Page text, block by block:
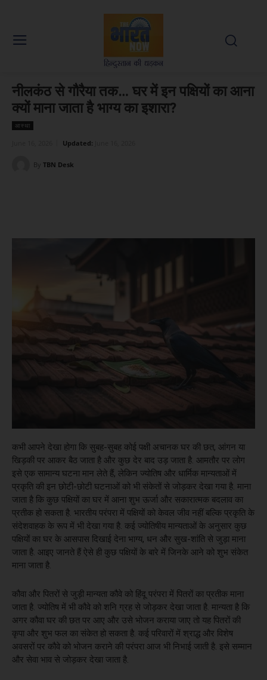
नीलकंठ से गौरैया तक… घर में इन पक्षियों का आना
क्यों माना जाता है भाग्य का इशारा?
आस्था
Updated:
By TBN Desk
कभी आपने देखा होगा कि सुबह-सुबह कोई पक्षी अचानक घर की छत, आंगन या
खिड़की पर आकर बैठ जाता है और कुछ देर बाद उड़ जाता है. आमतौर पर लोग
इसे एक सामान्य घटना मान लेते हैं, लेकिन ज्योतिष और धार्मिक मान्यताओं में
प्रकृति की इन छोटी-छोटी घटनाओं को भी संकेतों से जोड़कर देखा गया है. माना
जाता है कि कुछ पक्षियों का घर में आना शुभ ऊर्जा और सकारात्मक बदलाव का
प्रतीक हो सकता है. भारतीय परंपरा में पक्षियों को केवल जीव नहीं बल्कि प्रकृति के
संदेशवाहक के रूप में भी देखा गया है. कई ज्योतिषीय मान्यताओं के अनुसार कुछ
पक्षियों का घर के आसपास दिखाई देना भाग्य, धन और सुख-शांति से जुड़ा माना
जाता है. आइए जानते हैं ऐसे ही कुछ पक्षियों के बारे में जिनके आने को शुभ संकेत
माना जाता है.
कौवा और पितरों से जुड़ी मान्यता कौवे को हिंदू परंपरा में पितरों का प्रतीक माना
जाता है. ज्योतिष में भी कौवे को शनि ग्रह से जोड़कर देखा जाता है. मान्यता है कि
अगर कौवा घर की छत पर आए और उसे भोजन कराया जाए तो यह पितरों की
कृपा और शुभ फल का संकेत हो सकता है. कई परिवारों में श्राद्ध और विशेष
अवसरों पर कौवे को भोजन कराने की परंपरा आज भी निभाई जाती है. इसे सम्मान
और सेवा भाव से जोड़कर देखा जाता है.